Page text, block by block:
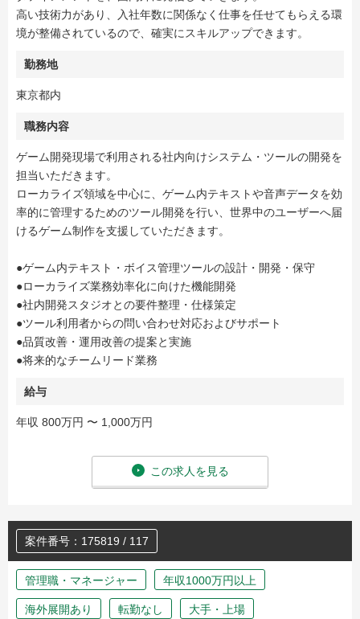
高い技術力があり、入社年数に関係なく仕事を任せてもらえる環
境が整備されているので、確実にスキルアップできます。
勤務地
東京都内
職務内容
ゲーム開発現場で利用される社内向けシステム・ツールの開発を
担当いただきます。
ローカライズ領域を中心に、ゲーム内テキストや音声データを効
率的に管理するためのツール開発を行い、世界中のユーザーへ届
けるゲーム制作を支援していただきます。
●ゲーム内テキスト・ボイス管理ツールの設計・開発・保守
●ローカライズ業務効率化に向けた機能開発
●社内開発スタジオとの要件整理・仕様策定
●ツール利用者からの問い合わせ対応およびサポート
●品質改善・運用改善の提案と実施
●将来的なチームリード業務
給与
年収 800万円 〜 1,000万円
この求人を見る
案件番号：175819 / 117
管理職・マネージャー 年収1000万円以上
海外展開あり 転勤なし 大手・上場